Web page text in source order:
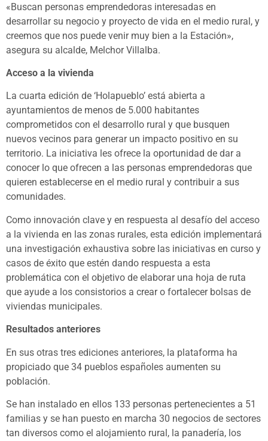
«Buscan personas emprendedoras interesadas en
desarrollar su negocio y proyecto de vida en el medio rural, y
creemos que nos puede venir muy bien a la Estación»,
asegura su alcalde, Melchor Villalba.
Acceso a la vivienda
La cuarta edición de ‘Holapueblo’ está abierta a
ayuntamientos de menos de 5.000 habitantes
comprometidos con el desarrollo rural y que busquen
nuevos vecinos para generar un impacto positivo en su
territorio. La iniciativa les ofrece la oportunidad de dar a
conocer lo que ofrecen a las personas emprendedoras que
quieren establecerse en el medio rural y contribuir a sus
comunidades.
Como innovación clave y en respuesta al desafío del acceso
a la vivienda en las zonas rurales, esta edición implementará
una investigación exhaustiva sobre las iniciativas en curso y
casos de éxito que estén dando respuesta a esta
problemática con el objetivo de elaborar una hoja de ruta
que ayude a los consistorios a crear o fortalecer bolsas de
viviendas municipales.
Resultados anteriores
En sus otras tres ediciones anteriores, la plataforma ha
propiciado que 34 pueblos españoles aumenten su
población.
Se han instalado en ellos 133 personas pertenecientes a 51
familias y se han puesto en marcha 30 negocios de sectores
tan diversos como el alojamiento rural, la panadería, los